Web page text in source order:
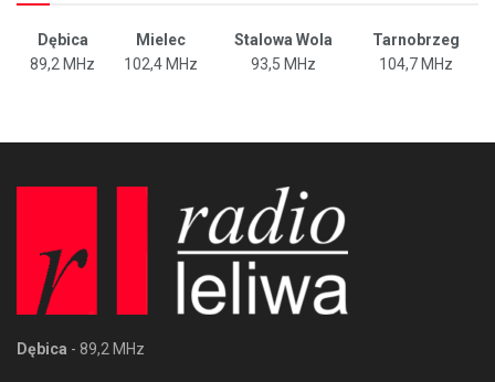
Dębica Mielec Stalowa Wola
Tarnobrzeg
89,2 MHz
102,4 MHz 93,5 MHz 104,7 MHz
Dębica - 89,2 MHz